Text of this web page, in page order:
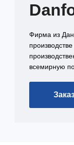
Фирма из
всемирную